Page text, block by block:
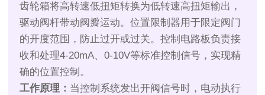
齿轮箱将高转速低扭矩转换为低转速高扭矩输出，
驱动阀杆带动阀瓣运动。位置限制器用于限定阀门
的开度范围，防止过开或过关。控制电路板负责接
收和处理4-20mA、0-10V等标准控制信号，实现精
确的位置控制。
工作原理： 当控制系统发出开阀信号时，电动执行